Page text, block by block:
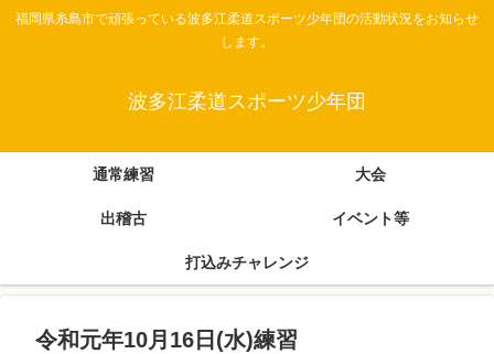
福岡県糸島市で頑張っている波多江柔道スポーツ少年団の活動状況をお知らせ
します。
波多江柔道スポーツ少年団
通常練習 大会
出稽古 イベント等
打込みチャレンジ
令和元年10月16日(水)練習